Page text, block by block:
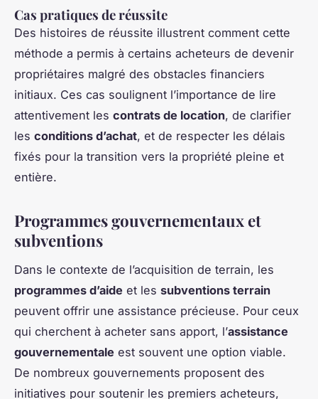
Cas pratiques de réussite
Des histoires de réussite illustrent comment cette
méthode a permis à certains acheteurs de devenir
propriétaires malgré des obstacles financiers
initiaux. Ces cas soulignent l’importance de lire
attentivement les contrats de location, de clarifier
les conditions d’achat, et de respecter les délais
fixés pour la transition vers la propriété pleine et
entière.
Programmes gouvernementaux et
subventions
Dans le contexte de l’acquisition de terrain, les
programmes d’aide et les subventions terrain
peuvent offrir une assistance précieuse. Pour ceux
qui cherchent à acheter sans apport, l’assistance
gouvernementale est souvent une option viable.
De nombreux gouvernements proposent des
initiatives pour soutenir les premiers acheteurs,